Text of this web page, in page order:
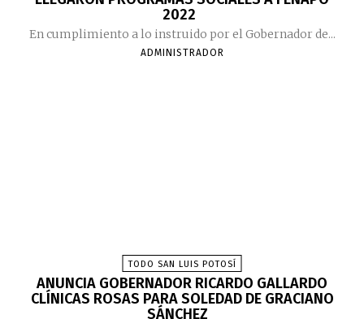
2022
En cumplimiento a lo instruido por el Gobernador de...
ADMINISTRADOR
TODO SAN LUIS POTOSÍ
ANUNCIA GOBERNADOR RICARDO GALLARDO
CLÍNICAS ROSAS PARA SOLEDAD DE GRACIANO
SÁNCHEZ